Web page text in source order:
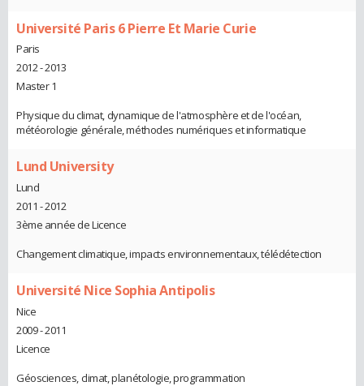
Université Paris 6 Pierre Et Marie Curie
Paris
2012 - 2013
Master 1
Physique du climat, dynamique de l'atmosphère et de l'océan,
météorologie générale, méthodes numériques et informatique
Lund University
Lund
2011 - 2012
3ème année de Licence
Changement climatique, impacts environnementaux, télédétection
Université Nice Sophia Antipolis
Nice
2009 - 2011
Licence
Géosciences, climat, planétologie, programmation